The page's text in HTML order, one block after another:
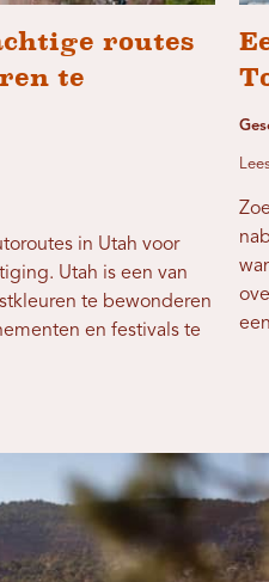
routes
te
in Utah voor
Utah is een van
te bewonderen
en festivals te